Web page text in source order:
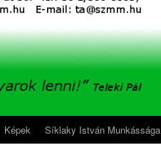
Képek Síklaky István Munkássága